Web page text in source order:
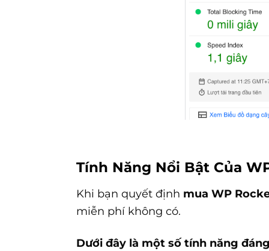
Tính Năng Nổi Bật Của
Khi bạn quyết định mua WP
miễn phí không có.
Dưới đây là một số tính năng